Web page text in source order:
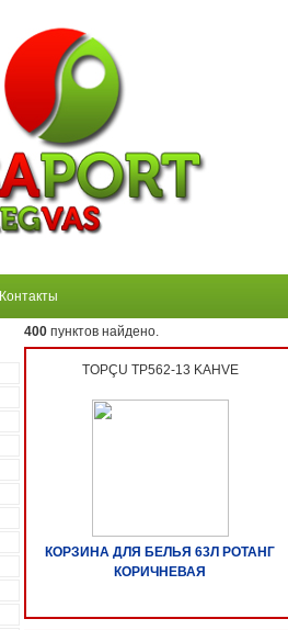
Контакты
400 пунктов найдено.
TOPÇU TP562-13 KAHVE
КОРЗИНА ДЛЯ БЕЛЬЯ 63Л РОТАНГ
КОРИЧНЕВАЯ